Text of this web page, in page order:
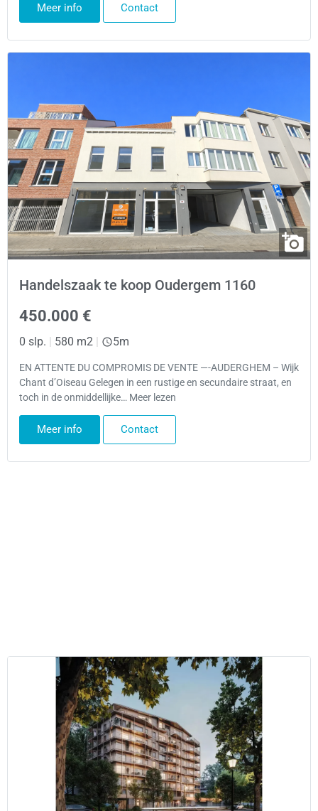
Meer info Contact
Handelszaak te koop Oudergem 1160
450.000 €
0 slp. | 580 m2 | 5m
EN ATTENTE DU COMPROMIS DE VENTE —-AUDERGHEM – Wijk
Chant d’Oiseau Gelegen in een rustige en secundaire straat, en
toch in de onmiddellijke… Meer lezen
Meer info Contact